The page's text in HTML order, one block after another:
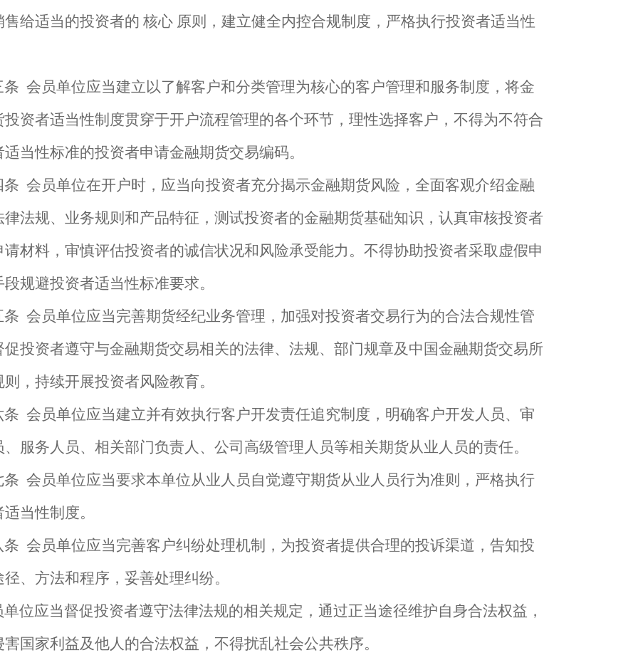
售给适当的投资者的 核心 原则，建立健全内控合规制度，严格执行投资者适当性
条 会员单位应当建立以了解客户和分类管理为核心的客户管理和服务制度，将金
投资者适当性制度贯穿于开户流程管理的各个环节，理性选择客户，不得为不符合
适当性标准的投资者申请金融期货交易编码。
条 会员单位在开户时，应当向投资者充分揭示金融期货风险，全面客观介绍金融
律法规、业务规则和产品特征，测试投资者的金融期货基础知识，认真审核投资者
请材料，审慎评估投资者的诚信状况和风险承受能力。不得协助投资者采取虚假申
规避投资者适当性标准要求。
条 会员单位应当完善期货经纪业务管理，加强对投资者交易行为的合法合规性管
促投资者遵守与金融期货交易相关的法律、法规、部门规章及中国金融期货交易所
，持续开展投资者风险教育。
条 会员单位应当建立并有效执行客户开发责任追究制度，明确客户开发人员、审
、服务人员、相关部门负责人、公司高级管理人员等相关期货从业人员的责任。
条 会员单位应当要求本单位从业人员自觉遵守期货从业人员行为准则，严格执行
当性制度。
条 会员单位应当完善客户纠纷处理机制，为投资者提供合理的投诉渠道，告知投
、方法和程序，妥善处理纠纷。
单位应当督促投资者遵守法律法规的相关规定，通过正当途径维护自身合法权益，
害国家利益及他人的合法权益，不得扰乱社会公共秩序。